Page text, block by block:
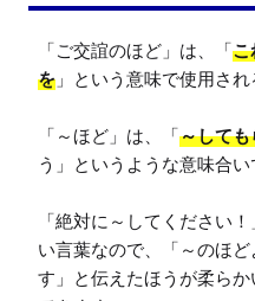
「ご交誼のほど」は、「こ
を 」という意味で使用され
「～ほど」は、「～して
う」というような意味合い
「絶対に～してください
い言葉なので、「～のほ
す」と伝えたほうが柔ら